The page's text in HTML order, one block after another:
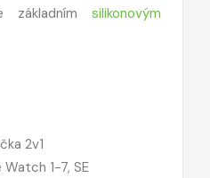
základním silikonovým
2v1
1-7, SE